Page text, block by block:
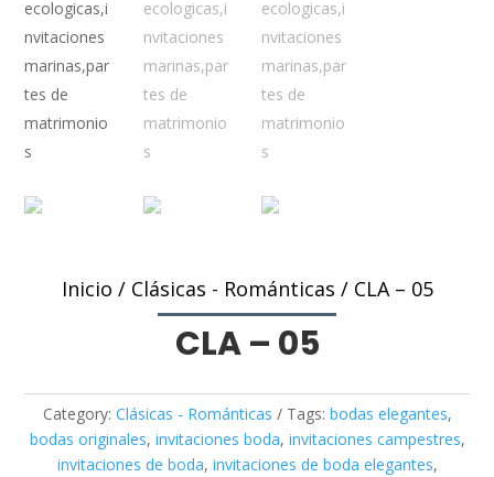
Inicio / Clásicas - Románticas / CLA – 05
CLA – 05
Category: Clásicas - Románticas Tags: bodas elegantes,
bodas originales, invitaciones boda, invitaciones campestres,
invitaciones de boda, invitaciones de boda elegantes,